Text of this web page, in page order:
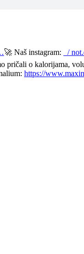
🚀 Naš instagram: /
pričali o kalorijama,
https://